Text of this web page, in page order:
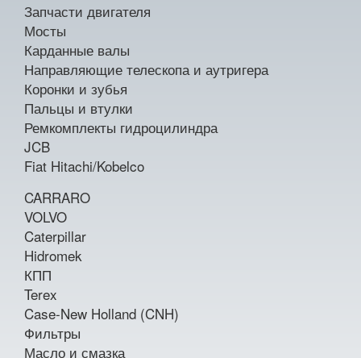
Запчасти двигателя
Мосты
Карданные валы
Направляющие телескопа и аутригера
Коронки и зубья
Пальцы и втулки
Ремкомплекты гидроцилиндра
JCB
Fiat Hitachi/Kobelco
CARRARO
VOLVO
Caterpillar
Hidromek
КПП
Terex
Case-New Holland (CNH)
Фильтры
Масло и смазка